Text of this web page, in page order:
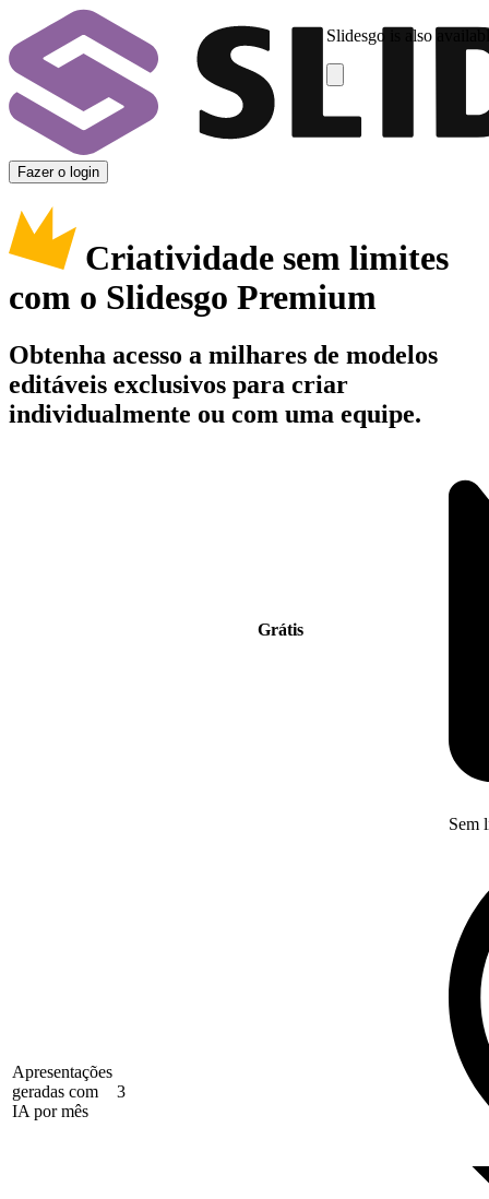
Slidesgo is also
Fazer o login
Criatividade sem limites
com o Slidesgo Premium
Obtenha acesso a milhares de modelos
editáveis exclusivos para criar
individualmente ou com uma equipe.
Grátis
Apresentações
geradas com
IA por mês
3
Sem